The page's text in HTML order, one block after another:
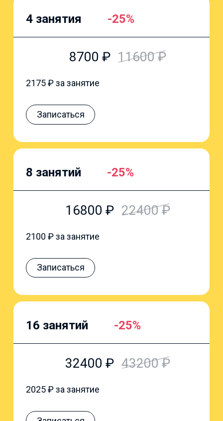
4 занятия -25%
8700 ₽ 11600₽
2175₽ за занятие
Записаться
8 занятий -25%
16800 ₽ 22400₽
2100 ₽ за занятие
Записаться
16 занятий -25%
32400 ₽ 43200₽
2025₽ за занятие